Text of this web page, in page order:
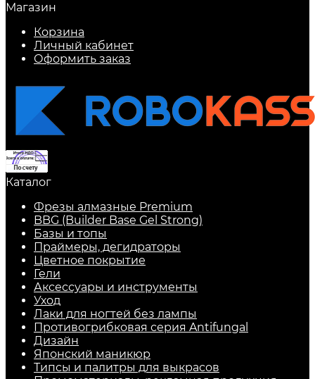
Магазин
Корзина
Личный кабинет
Оформить заказ
Каталог
Фрезы алмазные Premium
BBG (Builder Base Gel Strong)
Базы и топы
Праймеры, дегидраторы
Цветное покрытие
Гели
Аксессуары и инструменты
Уход
Лаки для ногтей без лампы
Противогрибковая серия Antifungal
Дизайн
Японский маникюр
Типсы и палитры для выкрасов